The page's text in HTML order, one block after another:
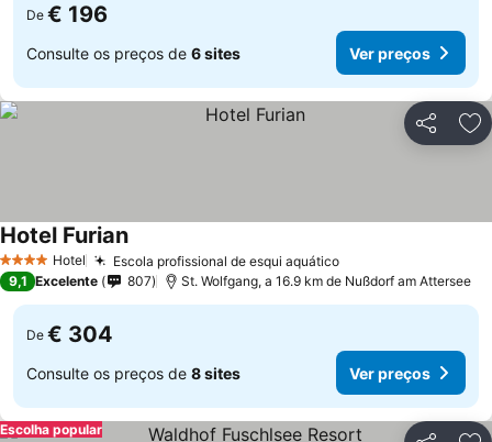
De € 196
Consulte os preços de 6 sites Ver preços
Partilhar
4 EstrelasHotel Escola profissional de esqui aquático
Hotel Furian
9,1 Excelente 807 St. Wolfgang, a 16.9 km de Nußdorf am Attersee
De € 304
Consulte os preços de 8 sites Ver preços
Escolha popular